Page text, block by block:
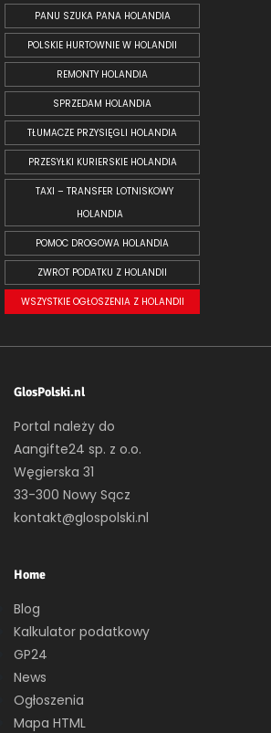
PANU SZUKA PANA HOLANDIA
POLSKIE HURTOWNIE W HOLANDII
REMONTY HOLANDIA
SPRZEDAM HOLANDIA
TŁUMACZE PRZYSIĘGLI HOLANDIA
PRZESYŁKI KURIERSKIE HOLANDIA
TAXI – TRANSFER LOTNISKOWY
HOLANDIA
POMOC DROGOWA HOLANDIA
ZWROT PODATKU Z HOLANDII
WSZYSTKIE OGŁOSZENIA Z HOLANDII
GlosPolski.nl
Portal należy do
Aangifte24 sp. z o.o.
Węgierska 31
33-300 Nowy Sącz
kontakt@glospolski.nl
Home
Blog
Kalkulator podatkowy
GP24
News
Ogłoszenia
Mapa HTML